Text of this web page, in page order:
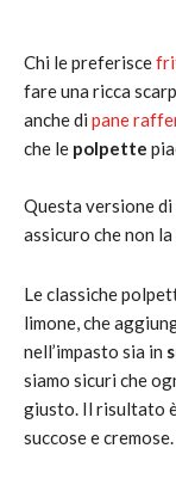
Chi le preferisce
fare una ricca
anche di pane
che le polpette
Questa versione di
assicuro che non
Le classiche
limone, che
nell’impasto sia in
siamo sicuri che
giusto. Il risultato
succose e